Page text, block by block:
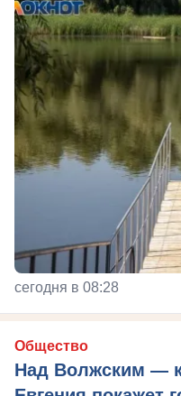
сегодня в 08:28
Общество
Над Волжским —